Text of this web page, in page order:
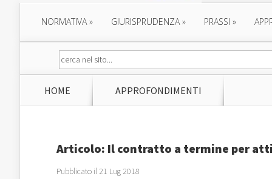
NORMATIVA» GIURISPRUDENZA» PRASSI »
HOME APPROFONDIMENTI
Articolo: Il contratto a termine per
Pubblicato il 21 Lug 2018